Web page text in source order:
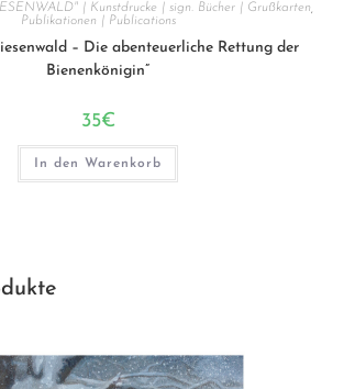
| Kunstdrucke | sign. Bücher | Grußkarten
Publikationen | Publications
– Die abenteuerliche Rettung der
Bienenkönigin”
35€
In den Warenkorb